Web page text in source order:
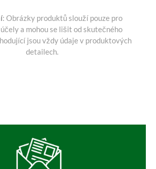
: Obrázky produktů slouží pouze pro
a mohou se lišit od skutečného
jsou vždy údaje v produktových
detailech.